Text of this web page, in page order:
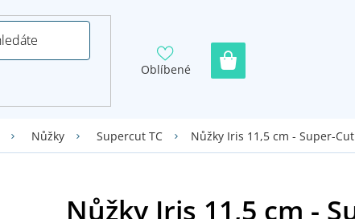
Oblíbené
Nůžky Supercut TC Nůžky Iris 11,5 cm - Super-Cut